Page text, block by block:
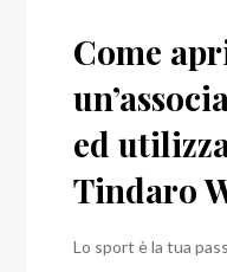
Come
ed
Tindaro
Lo sport è la tua